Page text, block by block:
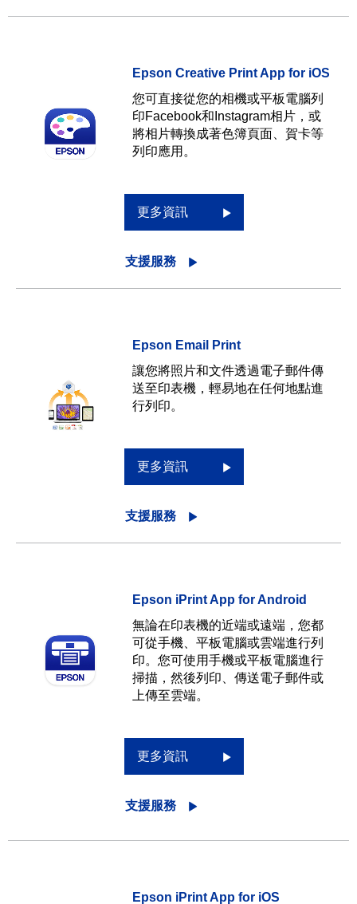
Epson Creative Print App for iOS
您可直接從您的相機或平板電腦列
印Facebook和Instagram相片，或
將相片轉換成著色簿頁面、賀卡等
列印應用。
更多資訊
支援服務
Epson Email Print
讓您將照片和文件透過電子郵件傳
送至印表機，輕易地在任何地點進
行列印。
更多資訊
支援服務
Epson iPrint App for Android
無論在印表機的近端或遠端，您都
可從手機、平板電腦或雲端進行列
印。您可使用手機或平板電腦進行
掃描，然後列印、傳送電子郵件或
上傳至雲端。
更多資訊
支援服務
Epson iPrint App for iOS